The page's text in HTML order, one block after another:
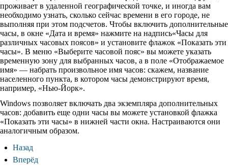
проживает в удаленной географической точке, и иногда вам
необходимо узнать, сколько сейчас времени в его городе, не
выполняя при этом подсчетов. Чтобы включить дополнительные
часы, в окне «Дата и время» нажмите на надпись«Часы для
различных часовых поясов» и установите флажок «Показать эти
часы». В меню «Выберите часовой пояс» вы можете указать
временную зону для выбранных часов, а в поле «Отображаемое
имя» — набрать произвольное имя часов: скажем, название
населенного пункта, в котором часы демонстрируют время,
например, «Нью-Йорк».
Windows позволяет включать два экземпляра дополнительных
часов: добавить еще одни часы вы можете установкой флажка
«Показать эти часы» в нижней части окна. Настраиваются они
аналогичным образом.
Назад
Вперёд